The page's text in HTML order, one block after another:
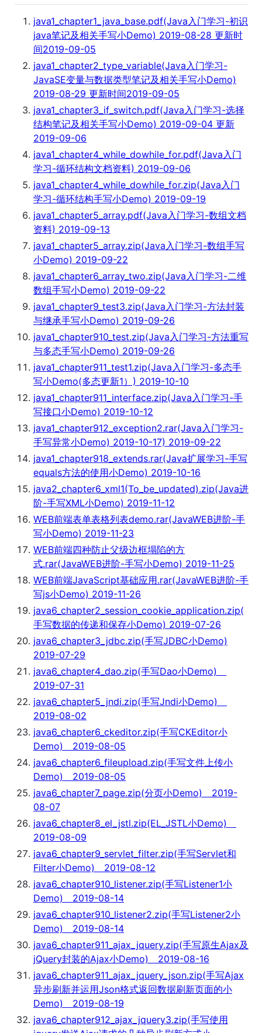
java1_chapter1_java_base.pdf(Java入门学习-初识
java笔记及相关手写小Demo) 2019-08-28 更新时
间2019-09-05
java1_chapter2_type_variable(Java入门学习-
JavaSE变量与数据类型笔记及相关手写小Demo)
2019-08-29 更新时间2019-09-05
java1_chapter3_if_switch.pdf(Java入门学习-选择
结构笔记及相关手写小Demo) 2019-09-04 更新
2019-09-06
java1_chapter4_while_dowhile_for.pdf(Java入门
学习-循环结构文档资料) 2019-09-06
java1_chapter4_while_dowhile_for.zip(Java入门
学习-循环结构手写小Demo) 2019-09-19
java1_chapter5_array.pdf(Java入门学习-数组文档
资料) 2019-09-13
java1_chapter5_array.zip(Java入门学习-数组手写
小Demo) 2019-09-22
java1_chapter6_array_two.zip(Java入门学习-二维
数组手写小Demo) 2019-09-22
java1_chapter9_test3.zip(Java入门学习-方法封装
与继承手写小Demo) 2019-09-26
java1_chapter910_test.zip(Java入门学习-方法重写
与多态手写小Demo) 2019-09-26
java1_chapter911_test1.zip(Java入门学习-多态手
写小Demo(多态更新1）) 2019-10-10
java1_chapter911_interface.zip(Java入门学习-手
写接口小Demo) 2019-10-12
java1_chapter912_exception2.rar(Java入门学习-
手写异常小Demo) 2019-10-17) 2019-09-22
java1_chapter918_extends.rar(Java扩展学习-手写
equals方法的使用小Demo) 2019-10-16
java2_chapter6_xml1(To_be_updated).zip(Java进
阶-手写XML小Demo) 2019-11-12
WEB前端表单表格列表demo.rar(JavaWEB进阶-手
写小Demo) 2019-11-23
WEB前端四种防止父级边框塌陷的方
式.rar(JavaWEB进阶-手写小Demo) 2019-11-25
WEB前端JavaScript基础应用.rar(JavaWEB进阶-手
写js小Demo) 2019-11-26
java6_chapter2_session_cookie_application.zip(
手写数据的传递和保存小Demo) 2019-07-26
java6_chapter3_jdbc.zip(手写JDBC小Demo)
2019-07-29
java6_chapter4_dao.zip(手写Dao小Demo)
2019-07-31
java6_chapter5_jndi.zip(手写Jndi小Demo)
2019-08-02
java6_chapter6_ckeditor.zip(手写CKEditor小
Demo) 2019-08-05
java6_chapter6_fileupload.zip(手写文件上传小
Demo) 2019-08-05
java6_chapter7_page.zip(分页小Demo) 2019-
08-07
java6_chapter8_el_jstl.zip(EL_JSTL小Demo)
2019-08-09
java6_chapter9_servlet_filter.zip(手写Servlet和
Filter小Demo) 2019-08-12
java6_chapter910_listener.zip(手写Listener1小
Demo) 2019-08-14
java6_chapter910_listener2.zip(手写Listener2小
Demo) 2019-08-14
java6_chapter911_ajax_jquery.zip(手写原生Ajax及
jQuery封装的Ajax小Demo) 2019-08-16
java6_chapter911_ajax_jquery_json.zip(手写Ajax
异步刷新并运用Json格式返回数据刷新页面的小
Demo) 2019-08-19
java6_chapter912_ajax_jquery3.zip(手写使用